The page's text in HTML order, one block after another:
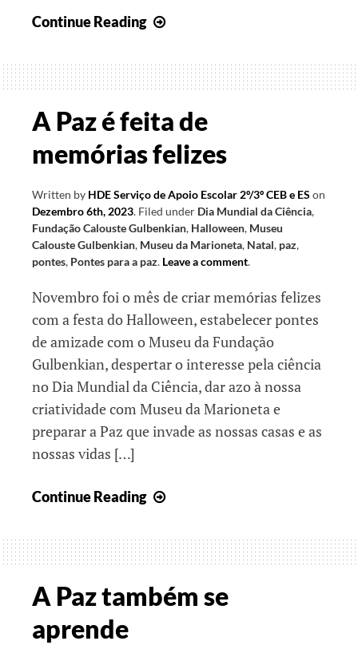
Continue Reading
sonhamos
a
no
Mundo
A Paz é feita de
memórias felizes
Written by HDE Serviço de Apoio Escolar 2º/3º CEB e ES on
Dezembro 6th, 2023. Filed under Dia Mundial da Ciência,
Fundação Calouste Gulbenkian, Halloween, Museu
Calouste Gulbenkian, Museu da Marioneta, Natal, paz,
pontes, Pontes para a paz. Leave a comment.
Novembro foi o mês de criar memórias felizes
com a festa do Halloween, estabelecer pontes
de amizade com o Museu da Fundação
Gulbenkian, despertar o interesse pela ciência
no Dia Mundial da Ciência, dar azo à nossa
criatividade com Museu da Marioneta e
preparar a Paz que invade as nossas casas e as
nossas vidas […]
Continue Reading
é
feita
memórias
A Paz também se
aprende